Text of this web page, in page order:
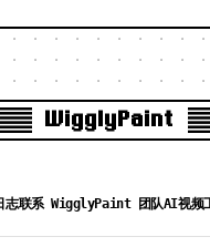
WigglyPaint
志联系 WigglyPaint 团队AI视频